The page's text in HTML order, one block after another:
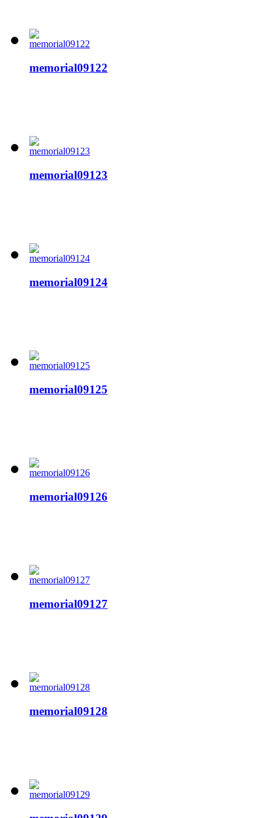
memorial09122
memorial09123
memorial09124
memorial09125
memorial09126
memorial09127
memorial09128